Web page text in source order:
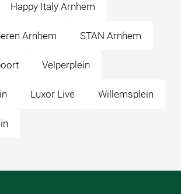
Happy Italy Arnhem
Arnhem STAN Arnhem
Velperplein
Luxor Live Willemsplein